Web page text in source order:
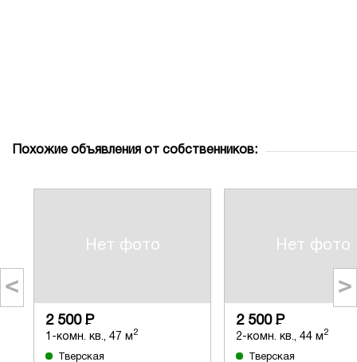
Похожие объявления от собственников:
Нет фото
2 500 Р
1-комн. кв., 47 м 2
Тверская
Нет фото
2 500 Р
2-комн. кв., 44 м 2
Тверская
< >